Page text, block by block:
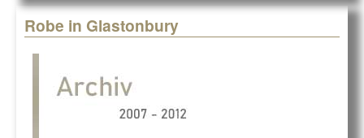
Robe in Glastonbury